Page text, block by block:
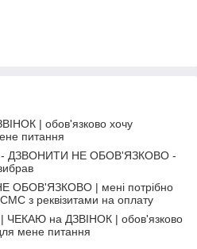
| обов'язково хочу
питання
- ДЗВОНИТИ НЕ ОБОВ'ЯЗКОВО -
ОБОВ'ЯЗКОВО | мені потрібно
з реквізитами на оплату
| ЧЕКАЮ на ДЗВІНОК | обов'язково
мене питання